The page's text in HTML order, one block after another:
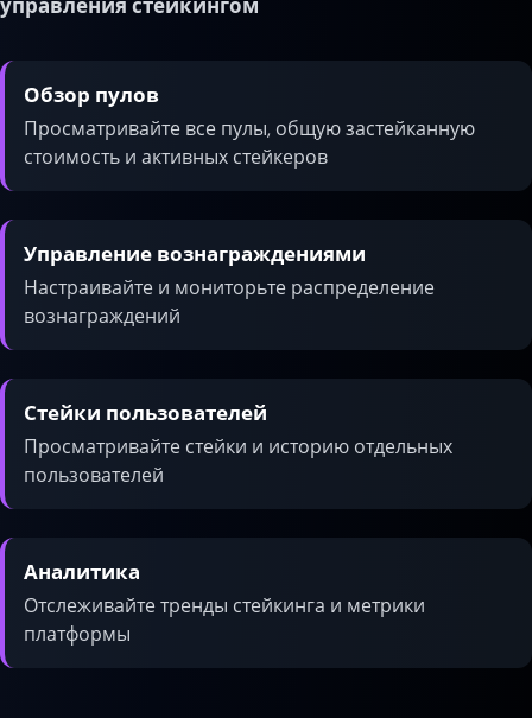
управления стейкингом
Обзор пулов
Просматривайте все пулы, общую застейканную
стоимость и активных стейкеров
Управление вознаграждениями
Настраивайте и мониторьте распределение
вознаграждений
Стейки пользователей
Просматривайте стейки и историю отдельных
пользователей
Аналитика
Отслеживайте тренды стейкинга и метрики
платформы